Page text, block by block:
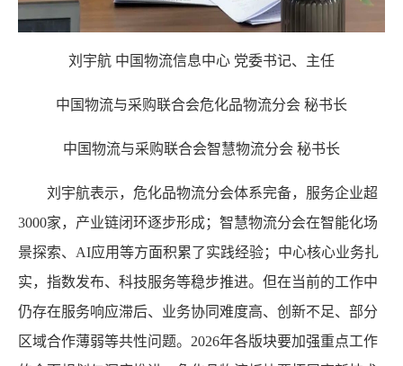
刘宇航 中国物流信息中心 党委书记、主任
中国物流与采购联合会危化品物流分会 秘书长
中国物流与采购联合会智慧物流分会 秘书长
刘宇航表示，危化品物流分会体系完备，服务企业超
3000家，产业链闭环逐步形成；智慧物流分会在智能化场
景探索、AI应用等方面积累了实践经验；中心核心业务扎
实，指数发布、科技服务等稳步推进。但在当前的工作中
仍存在服务响应滞后、业务协同难度高、创新不足、部分
区域合作薄弱等共性问题。2026年各版块要加强重点工作